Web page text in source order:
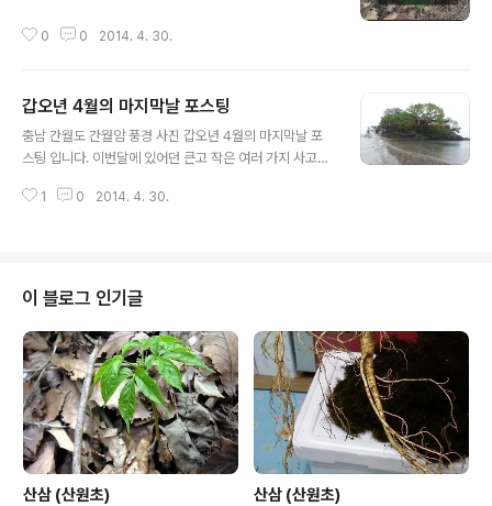
0 0 2014. 4. 30.
갑오년 4월의 마지막날 포스팅
충남 간월도 간월암 풍경 사진 갑오년 4월의 마지막날 포
스팅 입니다. 이번달에 있어던 큰고 작은 여러 가지 사고로
서는 아니 되며, 앞으로 다가올 미래에는 항상 좋은 일만 가
1 0 2014. 4. 30.
이 블로그 인기글
산삼 (산원초) 산삼 (산원초)